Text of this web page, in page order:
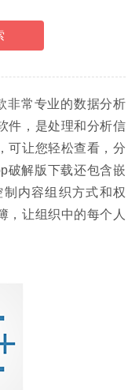
非常专业的数据分析
件，是处理和分析信
可让您轻松查看，分
破解版下载还包含嵌
内容组织方式和权
，让组织中的每个人